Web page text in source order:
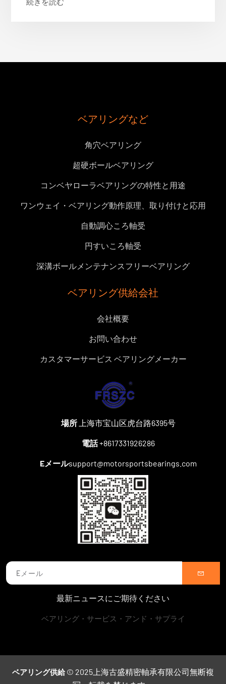
ベアリングなど
角穴ベアリング
超硬ボールベアリング
コンベヤローラベアリングの特性と用途
ワンウェイ・ベアリング動作原理、取り付けと応用
自動調心ころ軸受
円すいころ軸受
深溝ボールメンテナンスフリーベアリング
ベアリング供給会社
会社概要
お問い合わせ
カスタマーサービス ベアリングメーカー
場所上海市宝山区虎台路6395号
電話+8617331926286
Eメールsupport@motorsportsbearings.com
最新ニュースにご期待ください
ベアリング・サービス・アンド・サプライ
ベアリング供給© 2025上海古盛精密軸承有限公司無断複